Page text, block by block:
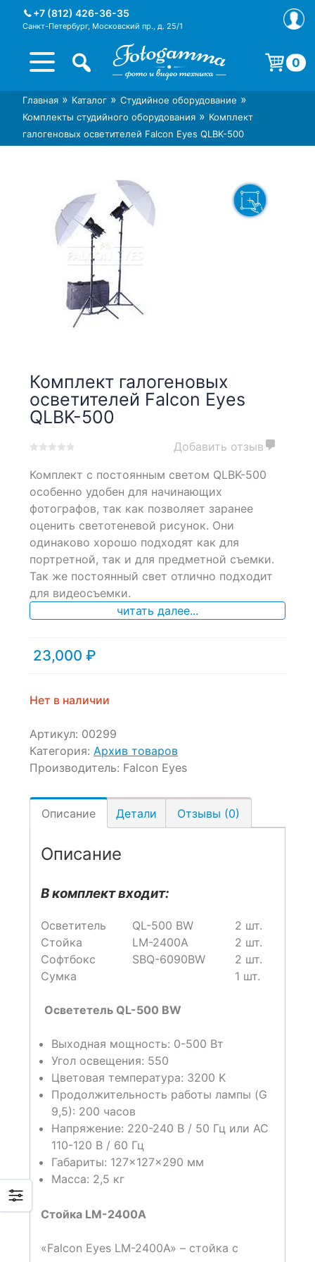
+7 (812) 426-36-35
Санкт-Петербург, Московский пр., д. 25/1
Интернет-магазин фототехники
Foto-Gamma в СПб
Магазин фотоаксессуаров foto-
gamma.ru
0
Корзина пуста.
Главная » Каталог » Студийное оборудование »
Комплекты студийного оборудования » Комплект
галогеновых осветителей Falcon Eyes QLBK-500
Комплект галогеновых
осветителей Falcon Eyes
QLBK-500
out
on
customer
ratings
Добавить отзыв
Комплект с постоянным светом QLBK-500
особенно удобен для начинающих
фотографов, так как позволяет заранее
оценить светотеневой рисунок. Они
одинаково хорошо подходят как для
портретной, так и для предметной съемки.
Так же постоянный свет отлично подходит
для видеосъемки.
читать далее...
23,000 ₽
Нет в наличии
Артикул: 00299
Категория: Архив товаров
Производитель: Falcon Eyes
Описание Детали Отзывы (0)
Описание
В комплект входит:
Осветитель QL-500 BW
2 шт.
Стойка
LM-2400А
2 шт.
Cофтбокс
SBQ-6090BW
2 шт.
Сумка
1 шт.
Освететель QL-500 BW
Выходная мощность: 0-500 Вт
Угол освещения: 550
Цветовая температура: 3200 K
Продолжительность работы лампы (G
9,5): 200 часов
Напряжение: 220-240 В / 50 Гц или AC
110-120 В / 60 Гц
Габариты: 127×127×290 мм
Масса: 2,5 кг
Стойка LM-2400A
«Falcon Eyes LM-2400A» – стойка с